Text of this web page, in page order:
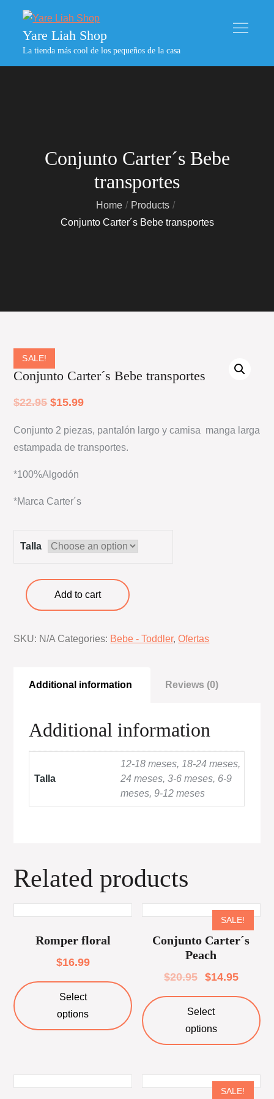
contentYare Liah Shop
La tienda más cool de los pequeños de la casa
Conjunto Carter´s Bebe
transportes
Home
Products
Conjunto Carter´s Bebe transportes
SALE!
Conjunto Carter´s Bebe transportes
$22.95 $15.99
Conjunto 2 piezas, pantalón largo y camisa manga larga
estampada de transportes.
*100%Algodón
*Marca Carter´s
Talla
Conjunto
Carter
Bebe
Add to cart
SKU: N/A Categories: Bebe - Toddler,Ofertas
Additional information Reviews (0)
Additional information
Talla
12-18 meses, 18-24 meses,
24 meses, 3-6 meses, 6-9
meses, 9-12 meses
Related products
Romper floral
$16.99
Select
options
SALE!
Conjunto Carter´s
Peach
$20.95 $14.95
Select
options
SALE!